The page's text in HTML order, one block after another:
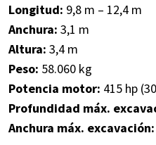
Longitud: 9,8 m – 12,4 m
Anchura: 3,1 m
Altura: 3,4 m
Peso: 58.060 kg
Potencia motor: 415 hp
Profundidad máx.
Anchura máx. excavación: